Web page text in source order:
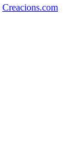
Creacions.com